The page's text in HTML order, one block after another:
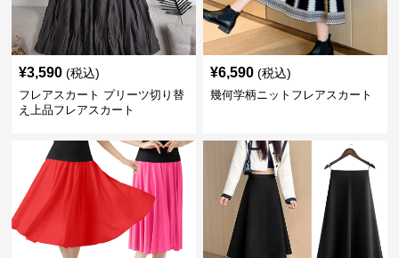
¥3,590 (税込)
フレアスカート プリーツ切り替
え上品フレアスカート
¥6,590 (税込)
幾何学柄ニットフレアスカート